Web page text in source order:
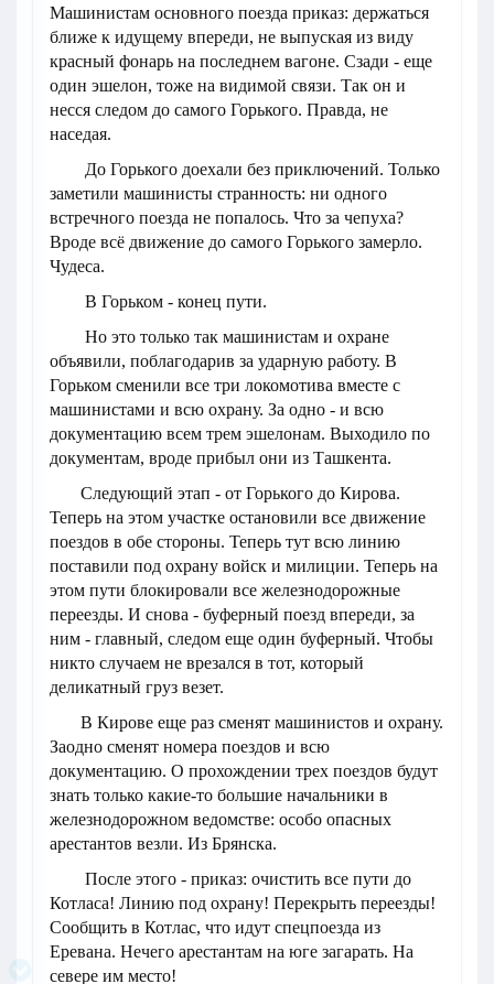
Машинистам основного поезда приказ: держаться
ближе к идущему впереди, не выпуская из виду
красный фонарь на последнем вагоне. Сзади - еще
один эшелон, тоже на видимой связи. Так он и
несся следом до самого Горького. Правда, не
наседая.
До Горького доехали без приключений. Только
заметили машинисты странность: ни одного
встречного поезда не попалось. Что за чепуха?
Вроде всё движение до самого Горького замерло.
Чудеса.
В Горьком - конец пути.
Но это только так машинистам и охране
объявили, поблагодарив за ударную работу. В
Горьком сменили все три локомотива вместе с
машинистами и всю охрану. За одно - и всю
документацию всем трем эшелонам. Выходило по
документам, вроде прибыл они из Ташкента.
Следующий этап - от Горького до Кирова.
Теперь на этом участке остановили все движение
поездов в обе стороны. Теперь тут всю линию
поставили под охрану войск и милиции. Теперь на
этом пути блокировали все железнодорожные
переезды. И снова - буферный поезд впереди, за
ним - главный, следом еще один буферный. Чтобы
никто случаем не врезался в тот, который
деликатный груз везет.
В Кирове еще раз сменят машинистов и охрану.
Заодно сменят номера поездов и всю
документацию. О прохождении трех поездов будут
знать только какие-то большие начальники в
железнодорожном ведомстве: особо опасных
арестантов везли. Из Брянска.
После этого - приказ: очистить все пути до
Котласа! Линию под охрану! Перекрыть переезды!
Сообщить в Котлас, что идут спецпоезда из
Еревана. Нечего арестантам на юге загарать. На
севере им место!